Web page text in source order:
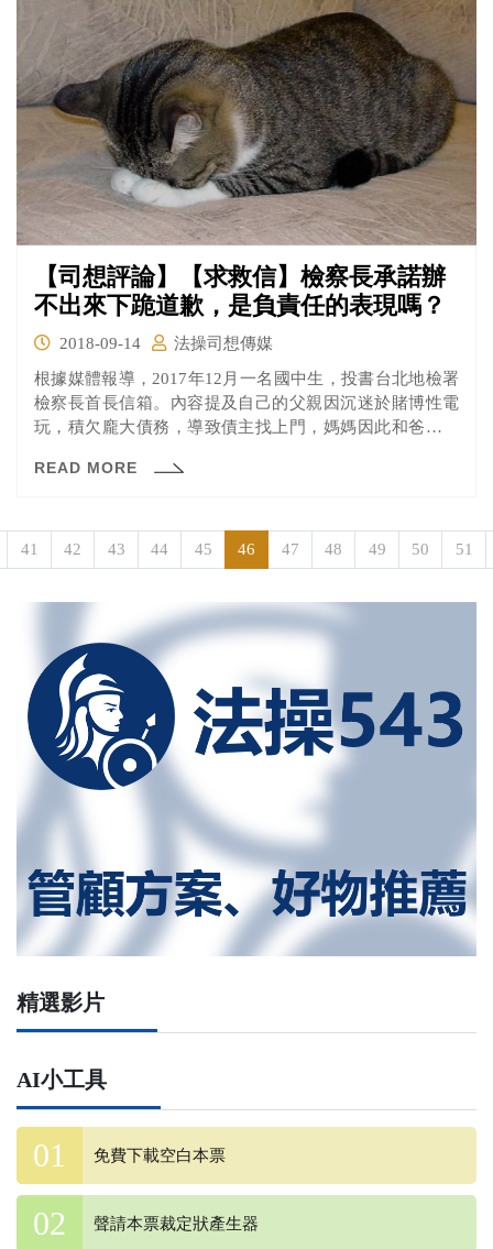
【司想評論】【求救信】檢察長承諾辦
不出來下跪道歉，是負責任的表現嗎？
2018-09-14
法操司想傳媒
根據媒體報導，2017年12月一名國中生，投書台北地檢署
檢察長首長信箱。內容提及自己的父親因沉迷於賭博性電
玩，積欠龐大債務，導致債主找上門，媽媽因此和爸爸離
檢察長，為什麼業者一直沒有被查緝。
READ MORE
41 42 43 44 45 46 47 48 49 50 51
精選影片
AI小工具
免費下載空白本票
聲請本票裁定狀產生器